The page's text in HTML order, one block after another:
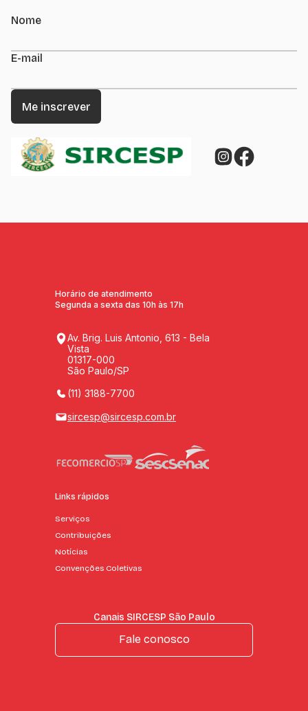
Nome
E-mail
Horário de atendimento
Segunda a sexta das 10h às 17h
Av. Brig. Luis Antonio, 613 - Bela
Vista
01317-000
São Paulo/SP
(11) 3188-7700
sircesp@sircesp.com.br
Links rápidos
Serviços
Contribuições
Notícias
Convenções Coletivas
Canais SIRCESP São Paulo
Fale conosco